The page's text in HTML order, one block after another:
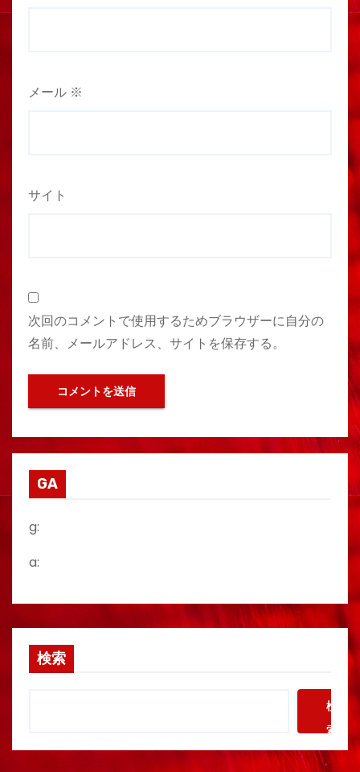
メール ※
サイト
次回のコメントで使用するためブラウザーに自分の
名前、メールアドレス、サイトを保存する。
GA
g:
a:
検索
検
索